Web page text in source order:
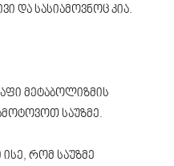
და სასიამოვნოც კია.
მეტაბოლიზმის
საუზმე.
რომ საუზმე